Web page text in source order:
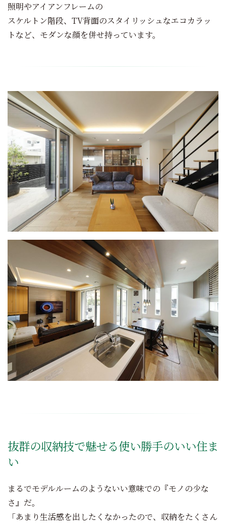
照明やアイアンフレームの
スケルトン階段、TV背面のスタイリッシュなエコカラッ
トなど、モダンな顔を併せ持っています。
抜群の収納技で魅せる使い勝手のいい住ま
い
まるでモデルルームのようないい意味での『モノの少な
さ』だ。
「あまり生活感を出したくなかったので、収納をたくさん